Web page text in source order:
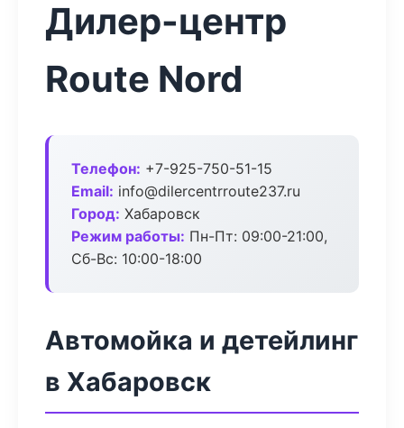
Дилер-центр
Route Nord
Телефон: +7-925-750-51-15
Email: info@dilercentrroute237.ru
Город: Хабаровск
Режим работы: Пн-Пт: 09:00-21:00,
Сб-Вс: 10:00-18:00
Автомойка и детейлинг
в Хабаровск